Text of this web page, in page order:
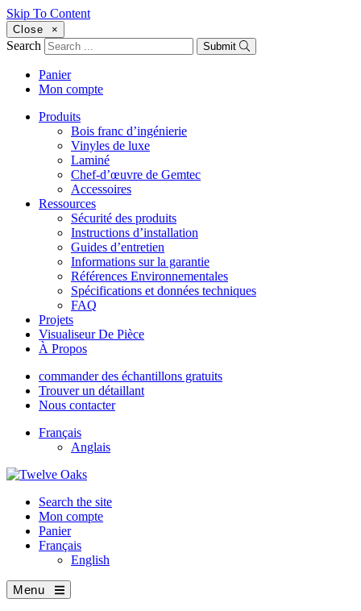
Skip To Content
Close ×
Search Submit
Panier
Mon compte
Produits
Bois franc d’ingénierie
Vinyles de luxe
Laminé
Chef-d’œuvre de Gemtec
Accessoires
Ressources
Sécurité des produits
Instructions d’installation
Guides d’entretien
Informations sur la garantie
Références Environnementales
Spécifications et données techniques
FAQ
Projets
Visualiseur De Pièce
À Propos
commander des échantillons gratuits
Trouver un détaillant
Nous contacter
Français
Anglais
Search the site
Mon compte
Panier
Français
English
Menu